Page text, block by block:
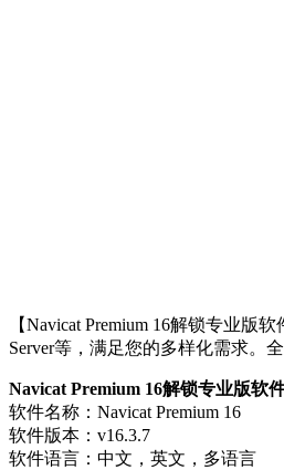
【Navicat Premium 16解锁专业版
Server等，满足您的多样化需求。
Navicat Premium 16解锁专业版软
软件名称：Navicat Premium 16
软件版本：v16.3.7
软件语言：中文，英文，多语言